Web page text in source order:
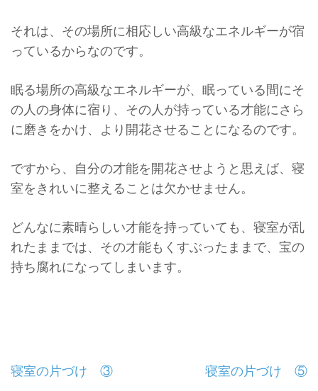
それは、 その場所に相応しい高級なエネルギーが宿
っているからなのです。
眠る場所の高級なエネルギーが、 眠っている間にそ
の人の身体に宿り、 その人が持っている才能にさら
に磨きをかけ、 より開花させることになるのです。
ですから、自分の才能を開花させようと思えば、 寝
室をきれいに整えることは欠かせません。
どんなに素晴らしい才能を持っていても、寝室が乱
れたままでは、 その才能もくすぶったままで、宝の
持ち腐れになってしまいます。
投
寝室の片づけ ③ 寝室の片づけ ⑤